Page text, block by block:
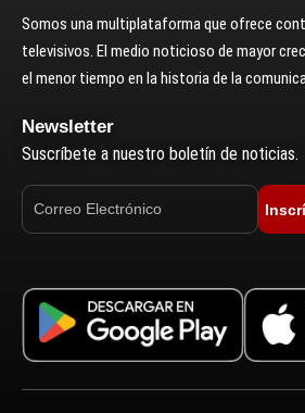
Somos una multiplataforma que ofrece
televisivos. El medio noticioso de mayor
el menor tiempo en la historia de la
Newsletter
Suscríbete a nuestro boletín de noticias.